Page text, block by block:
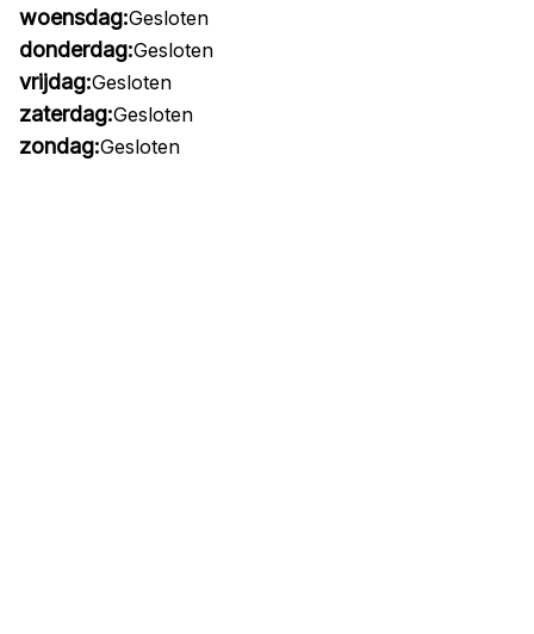
woensdag:Gesloten
donderdag:Gesloten
vrijdag:Gesloten
zaterdag:Gesloten
zondag:Gesloten